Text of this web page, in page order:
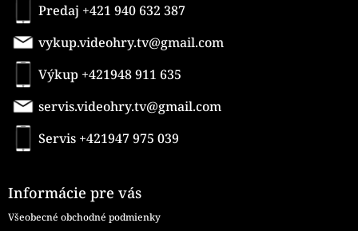
Predaj +421 940 632 387
vykup.videohry.tv@gmail.com
Výkup +421948 911 635
servis.videohry.tv@gmail.com
Servis +421947 975 039
Informácie pre vás
Všeobecné obchodné podmienky